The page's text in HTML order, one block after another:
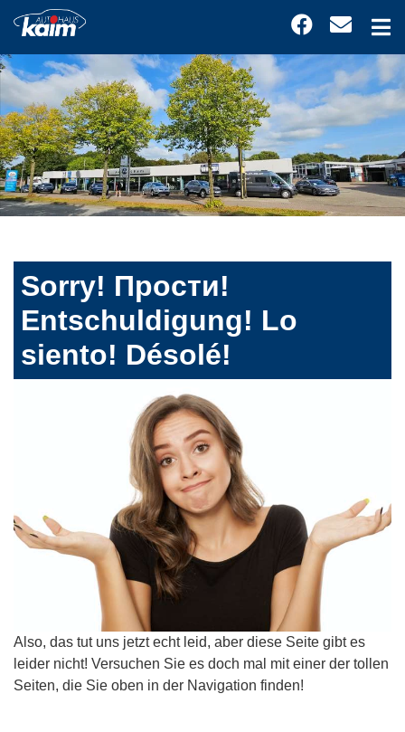
Sorry! Прости!
Entschuldigung! Lo
siento! Désolé!
Also, das tut uns jetzt echt leid, aber diese Seite gibt es
leider nicht! Versuchen Sie es doch mal mit einer der tollen
Seiten, die Sie oben in der Navigation finden!